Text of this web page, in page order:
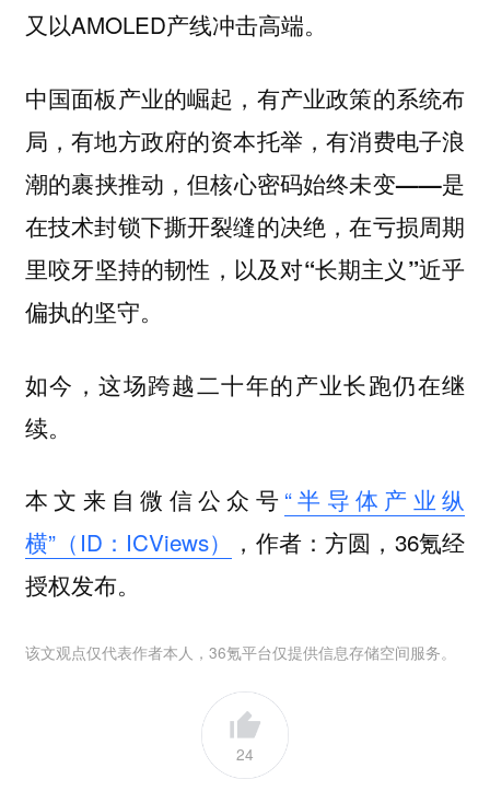
又以AMOLED产线冲击高端。
中国面板产业的崛起，有产业政策的系统布
局，有地方政府的资本托举，有消费电子浪
潮的裹挟推动，但核心密码始终未变——是
在技术封锁下撕开裂缝的决绝，在亏损周期
里咬牙坚持的韧性，以及对“长期主义”近乎
偏执的坚守。
如今，这场跨越二十年的产业长跑仍在继
续。
本文来自微信公众号 “半导体产业纵
横”（ID：ICViews）
，作者：方圆，36氪经
授权发布。
该文观点仅代表作者本人，36氪平台仅提供信息存储空间服务。
24